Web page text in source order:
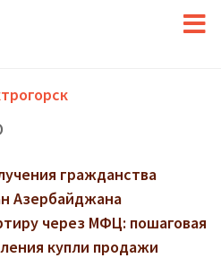
гражданства
Азербайджана
через МФЦ: пошаговая
купли продажи